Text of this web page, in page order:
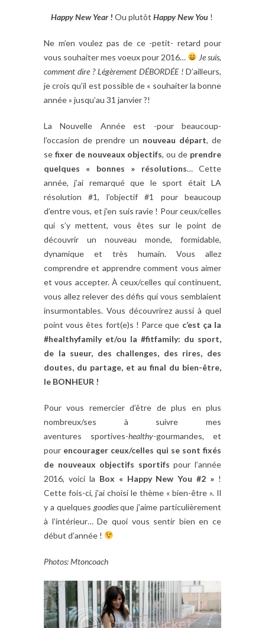
Happy New Year! Ou plutôt Happy New You !
Ne m’en voulez pas de ce -petit- retard pour
vous souhaiter mes voeux pour 2016…
Je suis,
comment dire ? Légèrement DÉBORDÉE ! D’ailleurs,
je crois qu’il est possible de « souhaiter la bonne
année » jusqu’au 31 janvier ?!
La Nouvelle Année est -pour beaucoup-
l’occasion de prendre un nouveau départ, de
se fixer de nouveaux objectifs, ou de prendre
quelques « bonnes » résolutions… Cette
année, j’ai remarqué que le sport était LA
résolution #1, l’objectif #1 pour beaucoup
d’entre vous, et j’en suis ravie ! Pour ceux/celles
qui s’y mettent, vous êtes sur le point de
découvrir un nouveau monde, formidable,
dynamique et très humain. Vous allez
comprendre et apprendre comment vous aimer
et vous accepter. À ceux/celles qui continuent,
vous allez relever des défis qui vous semblaient
insurmontables. Vous découvrirez aussi à quel
point vous êtes fort(e)s ! Parce que c’est ça la
#healthyfamily et/ou la #fitfamily: du sport,
de la sueur, des challenges, des rires, des
doutes, du partage, et au final du bien-être,
le BONHEUR !
Pour vous remercier d’être de plus en plus
nombreux/ses à suivre mes
aventures sportives-healthy-gourmandes, et
pour encourager ceux/celles qui se sont fixés
de nouveaux objectifs sportifs pour l’année
2016, voici la Box « Happy New You #2 » !
Cette fois-ci, j’ai choisi le thème « bien-être ». Il
y a quelques goodiesque j’aime particulièrement
à l’intérieur… De quoi vous sentir bien en ce
début d’année !
Photos: Mtoncoach